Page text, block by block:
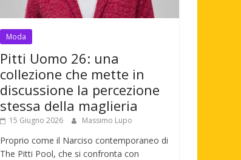
Moda
Pitti Uomo 26: una
collezione che mette in
discussione la percezione
stessa della maglieria
15 Giugno 2026 Massimo Lupo
Proprio come il Narciso contemporaneo di
The Pitti Pool, che si confronta con